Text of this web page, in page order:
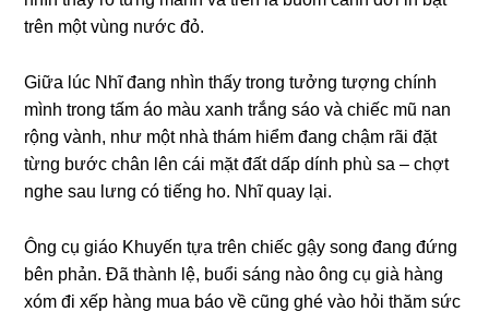
trên một vùng nước đỏ.
Giữa lúc Nhĩ đang nhìn thấy trong tưởng tượng chính
mình trong tấm áo màu xanh trắng sáo và chiếc mũ nan
rộng vành, như một nhà thám hiểm đang chậm rãi đặt
từng bước chân lên cái mặt đất dấp dính phù sa – chợt
nghe sau lưng có tiếng ho. Nhĩ quay lại.
Ông cụ giáo Khuyến tựa trên chiếc gậy song đang đứng
bên phản. Đã thành lệ, buổi sáng nào ông cụ già hàng
xóm đi xếp hàng mua báo về cũng ghé vào hỏi thăm sức